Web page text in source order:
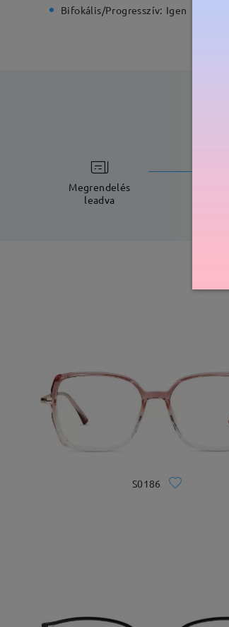
Bifokális/Progresszív: Igen
Megrendelés
leadva
S0186